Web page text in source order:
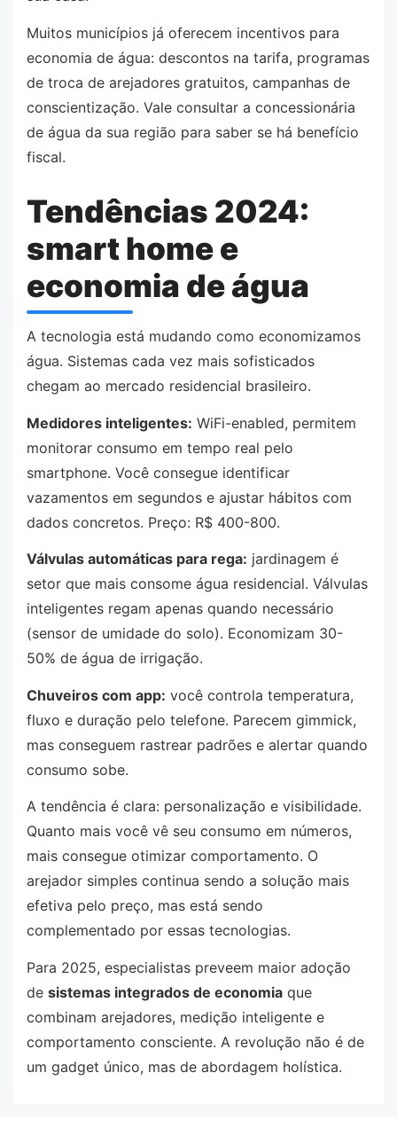
Muitos municípios já oferecem incentivos para
economia de água: descontos na tarifa, programas
de troca de arejadores gratuitos, campanhas de
conscientização. Vale consultar a concessionária
de água da sua região para saber se há benefício
fiscal.
Tendências 2024:
smart home e
economia de água
A tecnologia está mudando como economizamos
água. Sistemas cada vez mais sofisticados
chegam ao mercado residencial brasileiro.
Medidores inteligentes: WiFi-enabled, permitem
monitorar consumo em tempo real pelo
smartphone. Você consegue identificar
vazamentos em segundos e ajustar hábitos com
dados concretos. Preço: R$ 400-800.
Válvulas automáticas para rega: jardinagem é
setor que mais consome água residencial. Válvulas
inteligentes regam apenas quando necessário
(sensor de umidade do solo). Economizam 30-
50% de água de irrigação.
Chuveiros com app: você controla temperatura,
fluxo e duração pelo telefone. Parecem gimmick,
mas conseguem rastrear padrões e alertar quando
consumo sobe.
A tendência é clara: personalização e visibilidade.
Quanto mais você vê seu consumo em números,
mais consegue otimizar comportamento. O
arejador simples continua sendo a solução mais
efetiva pelo preço, mas está sendo
complementado por essas tecnologias.
Para 2025, especialistas preveem maior adoção
de sistemas integrados de economia que
combinam arejadores, medição inteligente e
comportamento consciente. A revolução não é de
um gadget único, mas de abordagem holística.